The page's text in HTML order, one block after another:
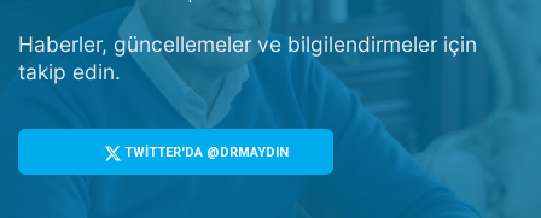
Haberler, güncellemeler ve bilgilendirmeler için
takip edin.
TWİTTER'DA @DRMAYDIN